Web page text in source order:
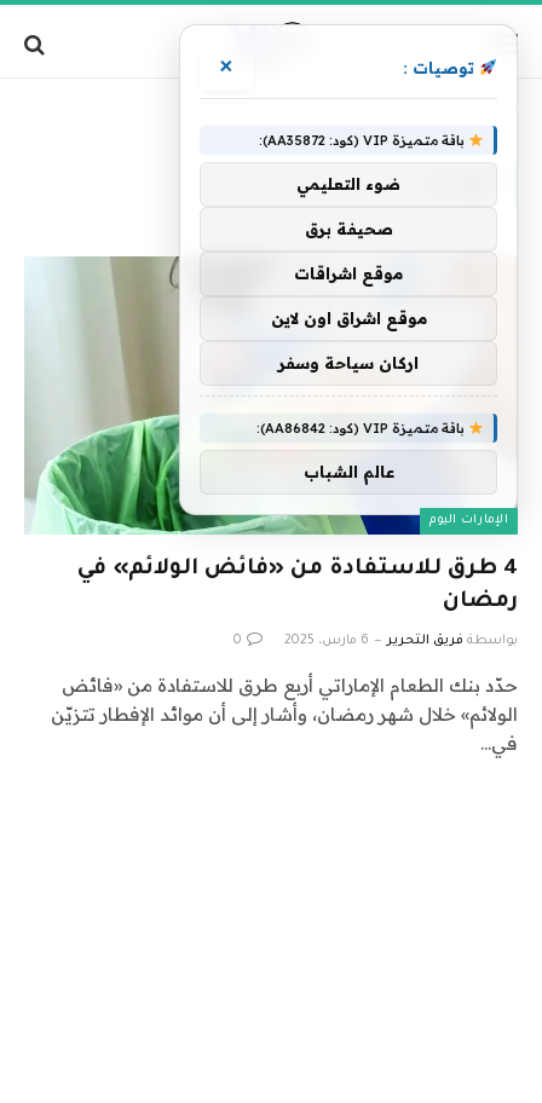
الإمارات اليوم
4 طرق للاستفادة من «فائض الولائم» في
رمضان
بواسطة فريق التحرير 6 مارس، 2025 0
حدّد بنك الطعام الإماراتي أربع طرق للاستفادة من «فائض
الولائم» خلال شهر رمضان، وأشار إلى أن موائد الإفطار تتزيّن
في…
توصيات : ×
باقة متميزة VIP (كود: AA35872):
ضوء التعليمي
صحيفة برق
موقع اشراقات
موقع اشراق اون لاين
اركان سياحة وسفر
باقة متميزة VIP (كود: AA86842):
عالم الشباب